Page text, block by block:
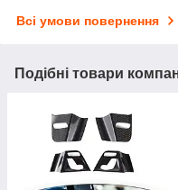
Всі умови повернення
Подібні товари